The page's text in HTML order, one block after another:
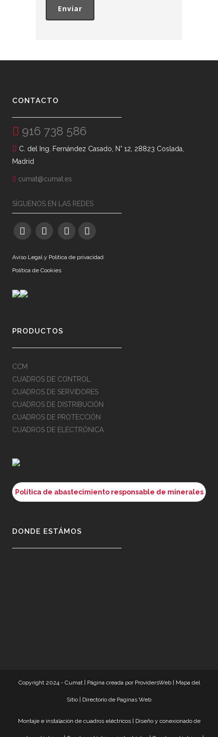
CONTACTO
916 738 586
C. del Ing. Fernández Casado, N° 12, 28823 Coslada,
Madrid
cumat@cumat.es
SÍGUENOS EN LAS REDES
Aviso Legal y Política de privacidad
Política de Cookies
PRODUCTOS
CCM
CUADROS DE CONTROL
CUADROS DE SERVIDORES
CUADROS DE DISTRIBUCIÓN
CUADROS DE PROTECCIÓN
CUADROS DE ELECTRÓNICA
Política de abastecimiento responsable de minerales
DONDE ESTÁMOS
Copyright 2024 - Cumat | Página creada por ProvidersWeb| Mapa del
Sitio | Directorio de Paginas Web
Montaje e instalación de cuadros eléctricos| Diseño y conexionado de